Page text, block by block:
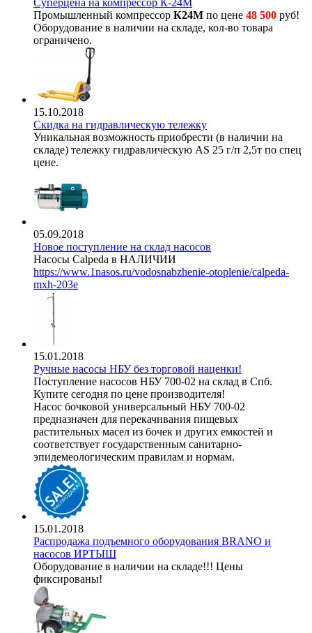
Суперцена на компрессор К-24М
Промышленный компрессор К24М по цене 48 500 руб!
Оборудование в наличии на складе, кол-во товара
ограничено.
15.10.2018
Скидка на гидравлическую тележку
Уникальная возможность приобрести (в наличии на
складе) тележку гидравлическую AS 25 г/п 2,5т по спец
цене.
05.09.2018
Новое поступление на склад насосов
Насосы Calpeda в НАЛИЧИИ
https://www.1nasos.ru/vodosnabzhenie-otoplenie/calpeda-
mxh-203e
15.01.2018
Ручные насосы НБУ без торговой наценки!
Поступление насосов НБУ 700-02 на склад в Спб.
Купите сегодня по цене производителя!
Насос бочковой универсальный НБУ 700-02
предназначен для перекачивания пищевых
растительных масел из бочек и других емкостей и
соответствует государственным санитарно-
эпидемеологическим правилам и нормам.
15.01.2018
Распродажа подъемного оборудования BRANO и
насосов ИРТЫШ
Оборудование в наличии на складе!!! Цены
фиксированы!